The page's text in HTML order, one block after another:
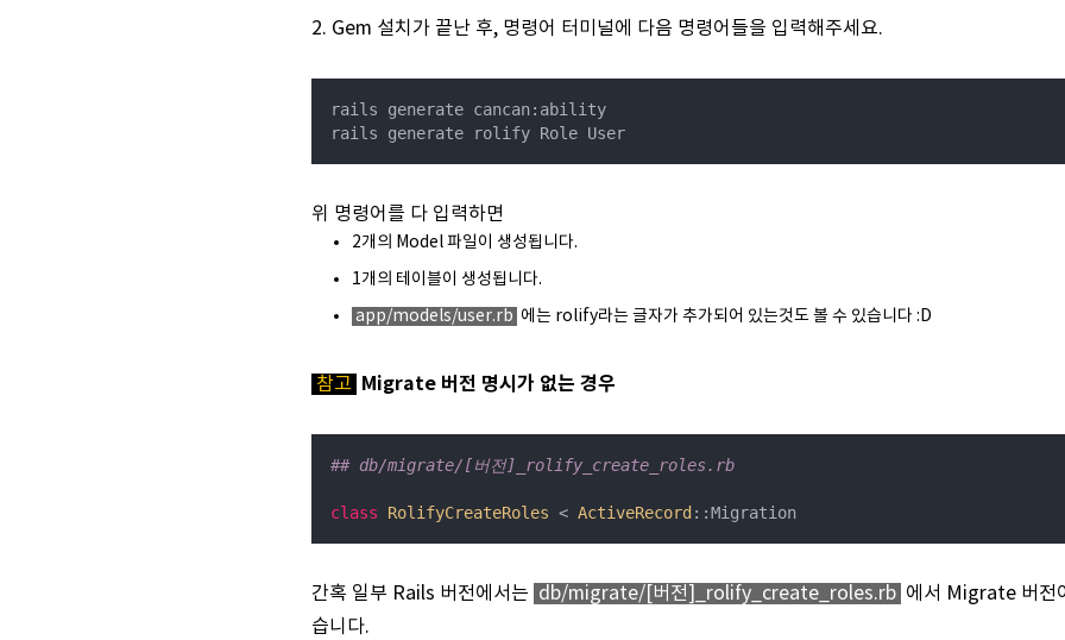
2. Gem 설치가 끝난 후, 명령어 터미널에 다음 명령어들을 입력해주세요.
rails generate cancan:ability
rails generate rolify Role User
위 명령어를 다 입력하면
2개의 Model 파일이 생성됩니다.
1개의 테이블이 생성됩니다.
app/models/user.rb 에는 rolify라는 글자가 추가되어 있는것도 볼 수 있습니다 :D
참고 Migrate 버전 명시가 없는 경우
## db/migrate/[버전]_rolify_create_roles.rb
class RolifyCreateRoles < ActiveRecord : :Migration
간혹 일부 Rails 버전에서는 db/migrate/[버전]_rolify_create_roles.rb 에서 Migrate 버전
습니다.